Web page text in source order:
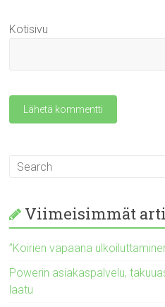
Kotisivu
Viimeisimmät
”Koirien vapaana
Powerin asiakaspalvelu,
laatu